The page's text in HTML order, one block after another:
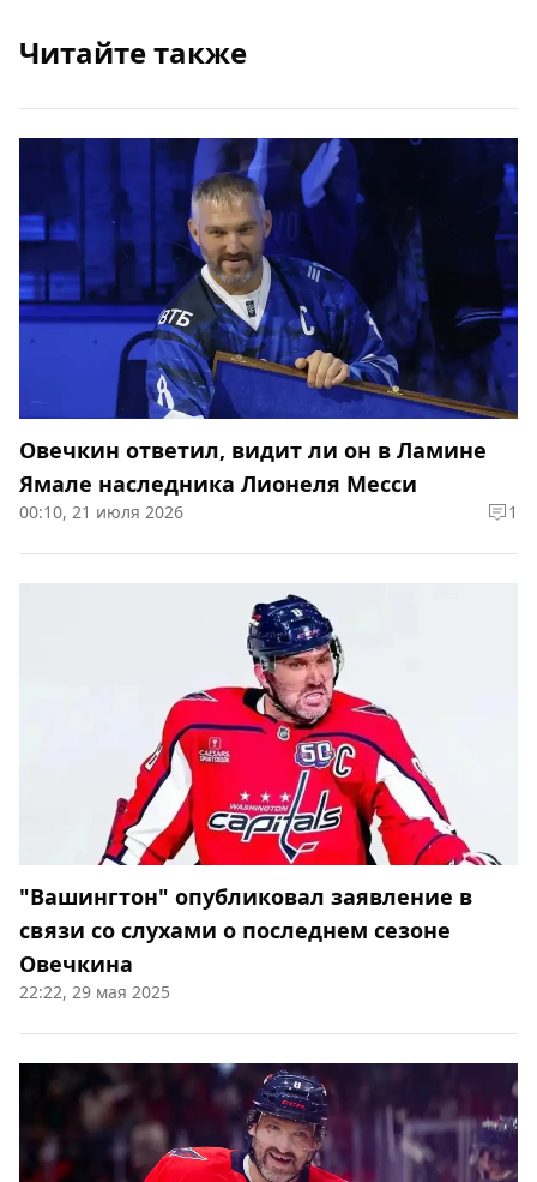
Читайте также
Овечкин ответил, видит ли он в Ламине
Ямале наследника Лионеля Месси
00:10, 21 июля 2026 1
"Вашингтон" опубликовал заявление в
связи со слухами о последнем сезоне
Овечкина
22:22, 29 мая 2025